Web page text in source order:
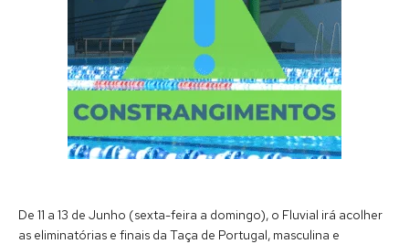
De 11 a 13 de Junho (sexta-feira a domingo), o Fluvial irá acolher
as eliminatórias e finais da Taça de Portugal, masculina e